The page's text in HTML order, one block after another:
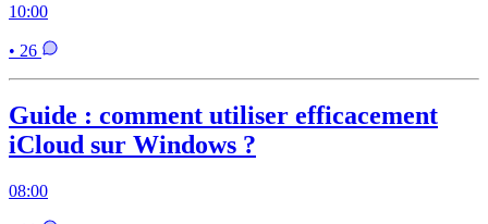
10:00
• 26
Guide : comment utiliser efficacement
iCloud sur Windows ?
08:00